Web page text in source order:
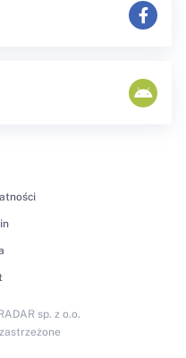
sp. z o.o.